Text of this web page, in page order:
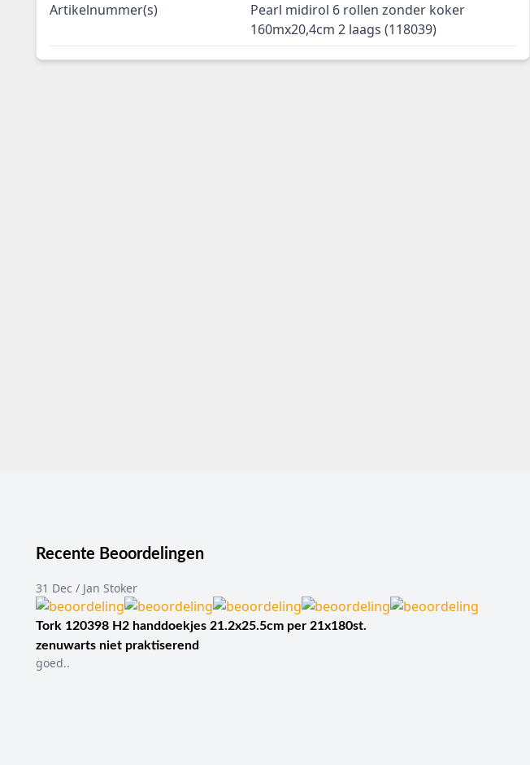
Artikelnummer(s)
Pearl midirol 6 rollen zonder koker
160mx20,4cm 2 laags (118039)
Recente Beoordelingen
31 Dec / Jan Stoker
Tork 120398 H2 handdoekjes 21.2x25.5cm per 21x180st.
zenuwarts niet praktiserend
goed..